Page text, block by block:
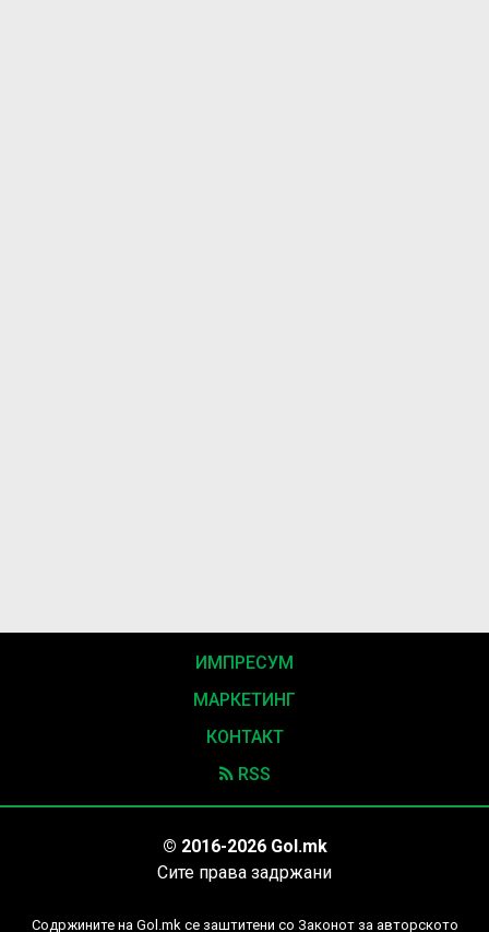
ИМПРЕСУМ
МАРКЕТИНГ
КОНТАКТ
RSS
© 2016-2026 Gol.mk
Сите права задржани
Содржините на Gol.mk се заштитени со Законот за авторското